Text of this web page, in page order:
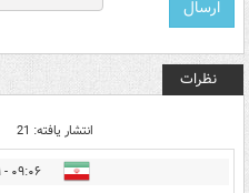
نظرات
انتشار یافته: 21
۰۹:۰۶ - ۱۳۹۶/۰۵/۲۹